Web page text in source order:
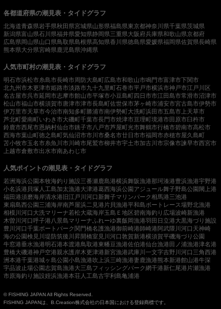
各都道府県の潮見表・タイドグラフ
北海道青森県岩手県秋田県宮城県山形県福島県東京都神奈川県千葉県茨城県
新潟県富山県石川県福井県愛知県静岡県三重県大阪府兵庫県和歌山県京都府
広島県岡山県山口県鳥取県島根県高知県香川県徳島県愛媛県福岡県佐賀県長崎県
熊本県大分県宮崎県 鹿児島県沖縄県
人気市町村の潮見表・タイドグラフ
明石市浜松市糸島市長崎市周防大島町広島市和歌山市鳴門市富津市下関市
北九州市木更津市姫路市淡路市九十九里町石巻市平戸市横浜市神戸市江戸川区
名古屋市呉市延岡市志摩市館山市平塚市小豆島町四日市市江田島市常滑市沼津市
松山市福山市横須賀市唐津市津市長島町佐世保市茅ヶ崎市浦安市宮古島市伊勢市
伊万里市天草市今治市南知多町勝浦市南伊勢町大洗町浜田市五島市 上天草市
芦北町愛南町いわき市大磯町千葉市長門市焼津市亘理町境港市田原市臼杵市
鈴鹿市西尾市恩納村仙台市銚子市八戸市芦屋町光市舞鶴市行橋市碧南市高松市
西海市葉山町徳之島町気仙沼市市川市桑名市廿日市市福岡市赤穂市屋久島町
苫小牧市玉名市糸魚川市 川崎市尾鷲市柳井市宇土市加古川市宗像市諫早市西宮市
上越市倉敷市出水市南あわじ市
人気ポイントの潮見表・タイドグラフ
若洲海浜公園本牧海釣り施設三番瀬 鹿島港横浜舞阪漁港那珂湊港豊浜漁港宇野港
小名浜港 貝塚人工島加太漁港大津港葛西海浜公園アジュール舞子野島公園閖上港
福田港須磨海岸清水港 旧江戸川河口 新舞子マリンパーク相馬港三池港
東扇島西公園三浦海岸南芦屋浜二見港 片貝漁港平和島ボートレース場野北漁港
相模川河口 大洗マリーナ若松大蔵海岸玉島Ｅ地区碧南海釣り広場波崎新漁港
木曽川河口呼子港 八景島マリーナふれーゆ裏飯岡漁港羽田 日立港大黒海づり施設
豊川河口千葉ポートパーク関門橋名護漁港御前崎港師崎港阿武隈川河口 天神崎
海の公園検見川堤防筑後川昇開橋室見川河口敦賀新港横須賀平磯海づり公園
牛窓港垂水漁港明石港本渡港鳥取港東幡豆漁港佐伯港仙台漁港田ノ浦漁港津名港
豊橋大磯港神戸空港親水護岸木更津港新宮漁港武庫川一文字吉野川河口 三角西港
洲本港千葉港城ヶ島公園小島漁港吹上浜三崎漁港妻鹿漁港熊本新港館山港牛深
宇品波止場公園志賀島漁港大三島フィッシングパーク網干港新仁尾港 片瀬漁港
市原海釣り施設姪浜漁港本荘人工島古宇利島亀浦港
© FISHING JAPAN All Rights Reserved.
FISHING JAPANは、B.Creation株式会社の日本国における登録商標です。